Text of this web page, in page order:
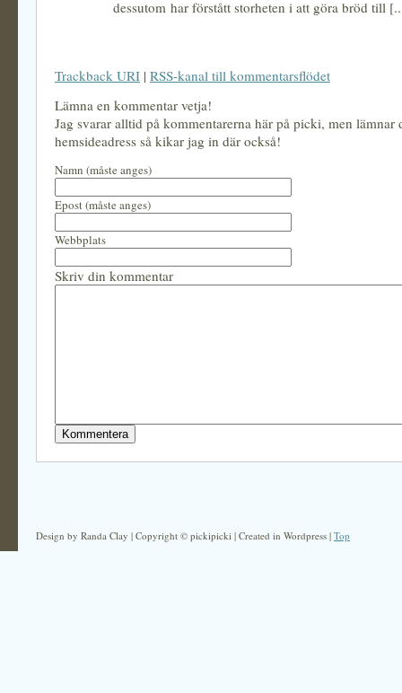
dessutom har förstått storheten i att göra bröd till
Trackback URI | RSS-kanal till kommentarsflödet
Lämna en kommentar vetja!
Jag svarar alltid på kommentarerna här på picki, men lämnar
hemsideadress så kikar jag in där också!
Namn (måste anges)
Epost (måste anges)
Webbplats
Skriv din kommentar
Design by Randa Clay | Copyright © pickipicki | Created in Wordpress | Top